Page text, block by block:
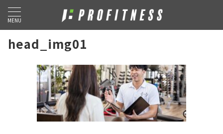
MENU
head_img01